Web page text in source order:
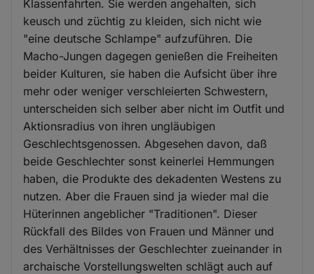
Klassenfahrten. Sie werden angehalten, sich
keusch und züchtig zu kleiden, sich nicht wie
"eine deutsche Schlampe" aufzuführen. Die
Macho-Jungen dagegen genießen die Freiheiten
beider Kulturen, sie haben die Aufsicht über ihre
mehr oder weniger verschleierten Schwestern,
unterscheiden sich selber aber nicht im Outfit und
Aktionsradius von ihren ungläubigen
Geschlechtsgenossen. Abgesehen davon, daß
beide Geschlechter sonst keinerlei Hemmungen
haben, die Produkte des dekadenten Westens zu
nutzen. Aber die Frauen sind ja wieder mal die
Hüterinnen angeblicher "Traditionen". Dieser
Rückfall des Bildes von Frauen und Männer und
des Verhältnisses der Geschlechter zueinander in
archaische Vorstellungswelten schlägt auch auf